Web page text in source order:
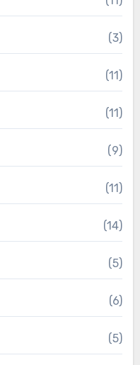
(3)
(11)
(11)
(9)
(11)
(14)
(5)
(6)
(5)